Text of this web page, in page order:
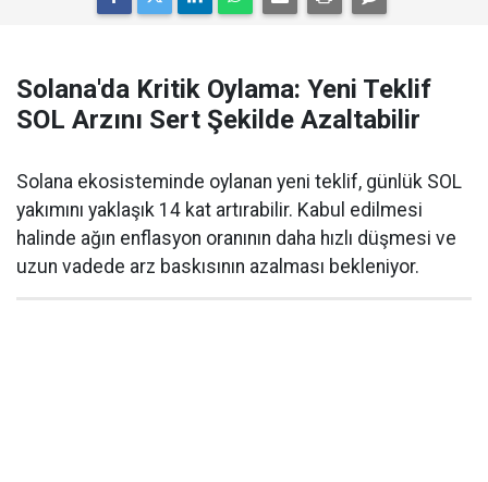
Solana'da Kritik Oylama: Yeni Teklif
SOL Arzını Sert Şekilde Azaltabilir
Solana ekosisteminde oylanan yeni teklif, günlük SOL
yakımını yaklaşık 14 kat artırabilir. Kabul edilmesi
halinde ağın enflasyon oranının daha hızlı düşmesi ve
uzun vadede arz baskısının azalması bekleniyor.